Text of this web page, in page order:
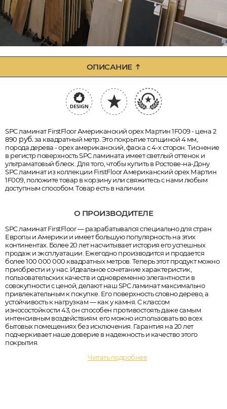
ОПИСАНИЕ
SPC ламинат FirstFloor Американский орех Мартин 1F009 - цена 2
890 руб.за квадратный метр. Это покрытие толщиной 4 мм,
порода дерева - орех американский, фаска с 4-х сторон. Тиснение
в регистр поверхность SPC ламината имеет светлый оттенок и
ультраматовый блеск. Для того, чтобы купить в Ростове-на-Дону
SPC ламинат из коллекции FirstFloor Американский орех Мартин
1F009, положите товар в корзину или свяжитесь с нами любым
доступным способом. Товар есть в наличии.
О ПРОИЗВОДИТЕЛЕ
SPC ламинат FirstFloor — разрабатывался специально для стран
Европы и Америки и имеет большую популярность на этих
континентах. Более 20 лет насчитывает история его успешных
продаж и эксплуатации. Ежегодно производится и продается
более 100 000 000 квадратных метров. Теперь этот продукт можно
приобрести и у нас. Идеальное сочетание характеристик,
пользовательских качеств и одновременно элегантности в
совокупности с ценой, делают наш SPC ламинат максимально
привлекательным к покупке. Его поверхность словно дерево, а
устойчивость к нагрузкам — как у камня. С классом
износостойкости 43, он способен противостоять даже самым
интенсивным воздействиям. его можно использовать во всех
бытовых помещениях без исключения. Гарантия на 20 лет
подчеркивает наше доверие в надежность и качество этого
покрытия.
Читать подробнее